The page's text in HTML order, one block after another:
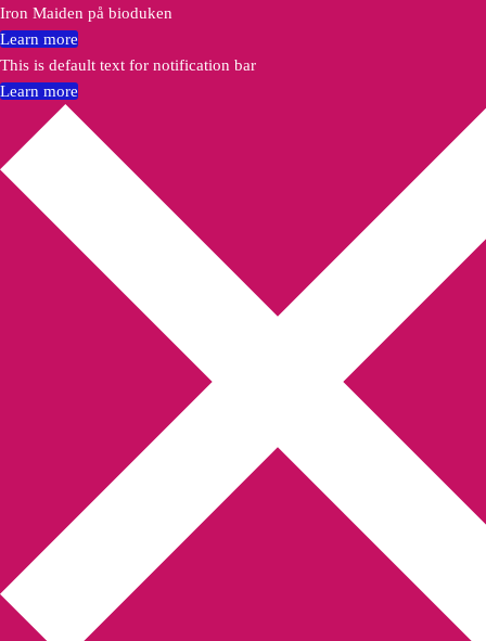
Iron Maiden på bioduken
Learn more
This is default text for notification bar
Learn more